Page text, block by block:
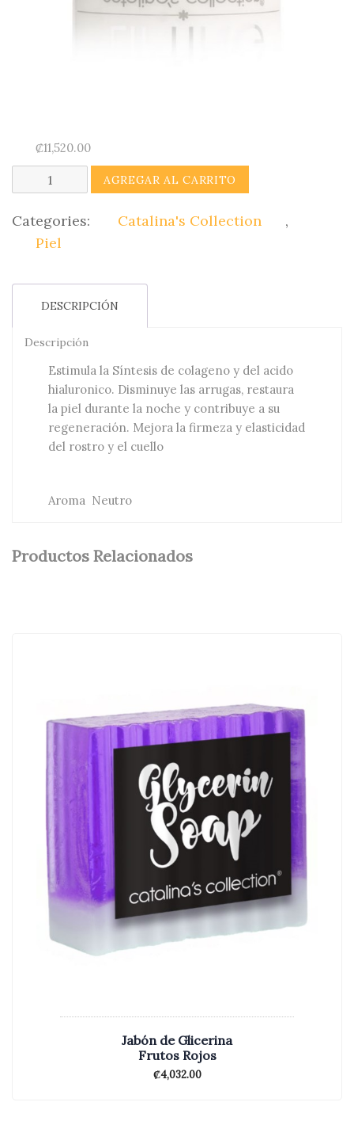
₡11,520.00
Crema
de
Noche
Catalina's
quantity
AGREGAR AL CARRITO
Categories: Catalina's Collection
,
Piel
DESCRIPCIÓN
Descripción
Estimula la Síntesis de colageno y del acido
hialuronico. Disminuye las arrugas, restaura
la piel durante la noche y contribuye a su
regeneración. Mejora la firmeza y elasticidad
del rostro y el cuello
Aroma Neutro
Productos Relacionados
Jabón de Glicerina
Frutos Rojos
₡4,032.00